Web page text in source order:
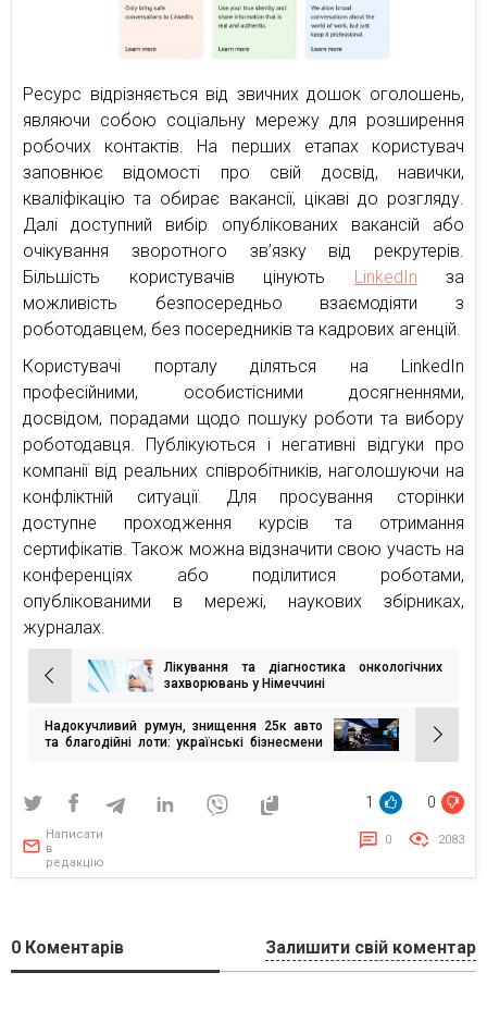
Ресурс відрізняється від звичних дошок оголошень,
являючи собою соціальну мережу для розширення
робочих контактів. На перших етапах користувач
заповнює відомості про свій досвід, навички,
кваліфікацію та обирає вакансії, цікаві до розгляду.
Далі доступний вибір опублікованих вакансій або
очікування зворотного зв’язку від рекрутерів.
Більшість користувачів цінують LinkedIn за
можливість безпосередньо взаємодіяти з
роботодавцем, без посередників та кадрових агенцій.
Користувачі порталу діляться на LinkedIn
професійними, особистісними досягненнями,
досвідом, порадами щодо пошуку роботи та вибору
роботодавця. Публікуються і негативні відгуки про
компанії від реальних співробітників, наголошуючи на
конфліктній ситуації. Для просування сторінки
доступне проходження курсів та отримання
сертифікатів. Також можна відзначити свою участь на
конференціях або поділитися роботами,
опублікованими в мережі, наукових збірниках,
журналах.
Навігація
записів
Лікування та діагностика онкологічних
захворювань у Німеччині
Надокучливий румун, знищення 25к авто
та благодійні лоти: українські бізнесмени
1 0
Написати
в
редакцію
0 2083
0 Коментарів Залишити свій коментар